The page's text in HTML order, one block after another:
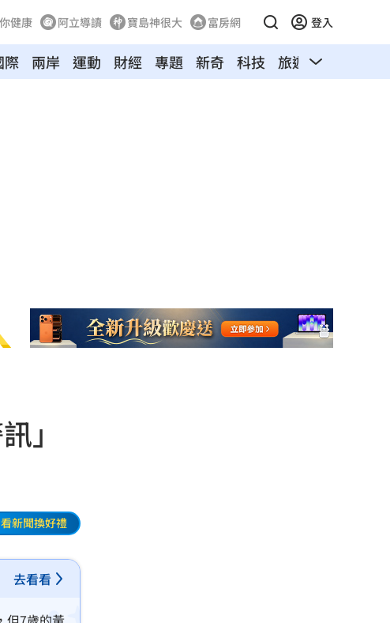
健康 阿立導讀 寶島神很大 富房網 登入
際 兩岸 運動 財經 專題 新奇 科技 旅遊 汽車
」
看新聞換好禮
去看看